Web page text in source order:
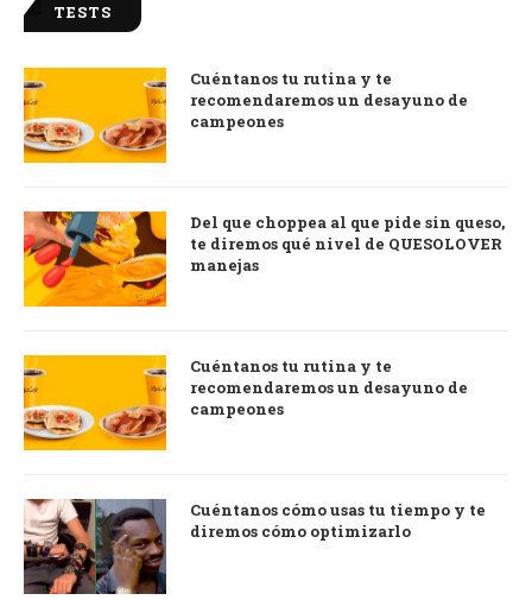
TESTS
Cuéntanos tu rutina y te
recomendaremos un desayuno de
campeones
Del que choppea al que pide sin queso,
te diremos qué nivel de QUESOLOVER
manejas
Cuéntanos tu rutina y te
recomendaremos un desayuno de
campeones
Cuéntanos cómo usas tu tiempo y te
diremos cómo optimizarlo